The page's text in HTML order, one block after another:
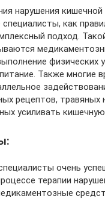
нарушения кишечной
как
подход.
физических
Также многие
рецептов, травяных
усиливать кишечную
очень
терапии